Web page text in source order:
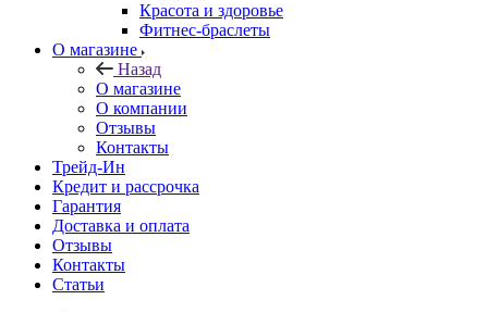
Красота и здоровье
Фитнес-браслеты
О магазине
Назад
О магазине
О компании
Отзывы
Контакты
Трейд-Ин
Кредит и рассрочка
Гарантия
Доставка и оплата
Отзывы
Контакты
Статьи